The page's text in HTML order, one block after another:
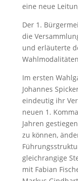
eine neue
Der 1.
die
und erläuterte
Im ersten
Johannes
eindeutig ihr
neuen 1.
Jahren
zu können,
gleichrangige
mit Fabian